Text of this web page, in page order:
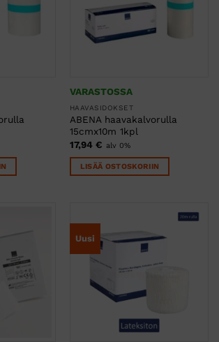
VARASTOSSA
HAAVASIDOKSET
ABENA haavakalvorulla
15cmx10m 1kpl
17,94 € alv 0%
LISÄÄ OSTOSKORIIN
Uusi